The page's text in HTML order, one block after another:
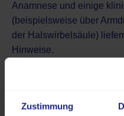
Zustimmung
Anamnese und einige
(beispielsweise über
der Halswirbelsäule)
Hinweise.
Bildgebende
Schulter-Arm-